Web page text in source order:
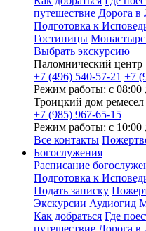
путешествие Дорога в
Подготовка к
Гостиницы
Выбрать экскурсию
Паломнический центр
+7 (496) 540-57-21 +7
Режим работы: с 08:00
Троицкий дом ремесел
+7 (985) 967-65-15
Режим работы: с 10:00
Все контакты
Богослужения
Расписание
Подготовка к
Подать записку
Экскурсии Аудиогид
Как добраться Где
путешествие Дорога в